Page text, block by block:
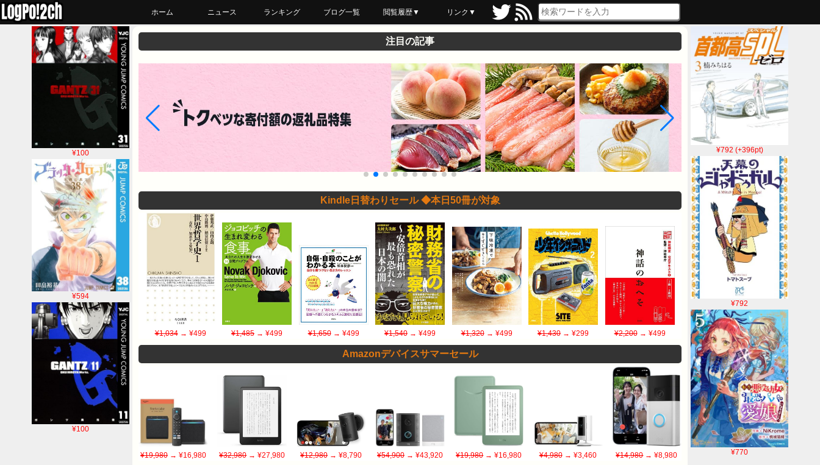
ホーム ニュース ランキング ブログ一覧 閲覧履歴▼
最近読んだ
あとで読む
ブックマーク
リンク▼
¥792 (+396pt)
¥792
¥770
¥100
¥594
¥100
注目の記事
Kindle日替わりセール ◆本日50冊が対象
¥1,034→ ¥499 ¥1,485 → ¥499 ¥1,650→ ¥499 ¥1,540 → ¥499 ¥1,320→ ¥499 ¥1,430 → ¥299 ¥2,200→ ¥499
Amazonデバイスサマーセール
¥19,980 → ¥16,980 ¥32,980→ ¥27,980 ¥12,980→ ¥8,790 ¥54,900→ ¥43,920 ¥19,980→ ¥16,980 ¥4,980→ ¥3,460 ¥14,980→ ¥8,980